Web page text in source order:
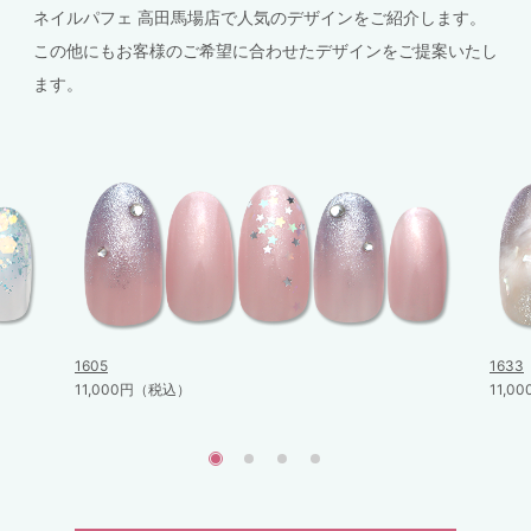
ネイルパフェ 高田馬場店で人気のデザインをご紹介します。
この他にもお客様のご希望に合わせたデザインをご提案いたし
ます。
1605
11,000円（税込）
1633